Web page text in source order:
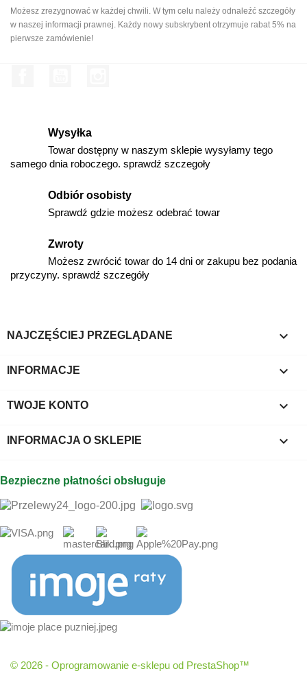
Możesz zrezygnować w każdej chwili. W tym celu należy odnaleźć szczegóły
w naszej informacji prawnej. Każdy nowy subskrybent otrzymuje rabat 5% na
pierwsze zamówienie!
Wysyłka
Towar dostępny w naszym sklepie wysyłamy tego
samego dnia roboczego. sprawdź szczegoły
Odbiór osobisty
Sprawdź gdzie możesz odebrać towar
Zwroty
Możesz zwrócić towar do 14 dni or zakupu bez podania
przyczyny. sprawdź szczegóły
NAJCZĘŚCIEJ PRZEGLĄDANE 
INFORMACJE 
TWOJE KONTO 
INFORMACJA O SKLEPIE keyboard_arrow_down
Bezpieczne płatności obsługuje
© 2026 - Oprogramowanie e-sklepu od PrestaShop™